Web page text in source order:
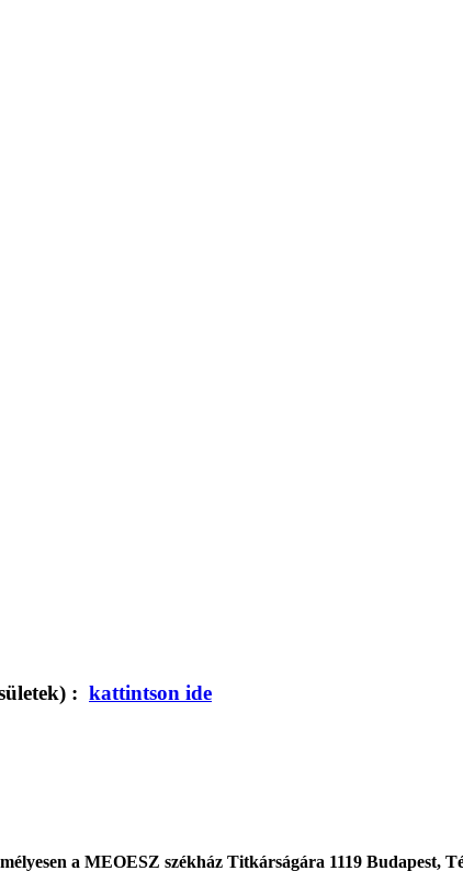
: kattintson ide
a MEOESZ székház Titkárságára 1119 Budapest,